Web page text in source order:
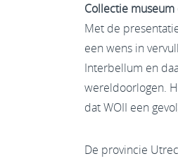
Collectie
Met de
een wens in
Interbellum en
wereldoorlogen.
dat WOII een
De provincie